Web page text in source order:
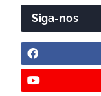
Siga-nos